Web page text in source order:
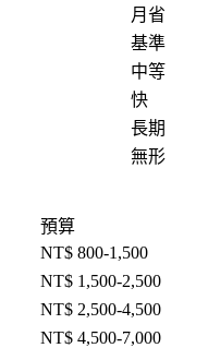
月省
基準
中等
快
長期
無形
預算
NT$ 800-1,500
NT$ 1,500-2,500
NT$ 2,500-4,500
NT$ 4,500-7,000